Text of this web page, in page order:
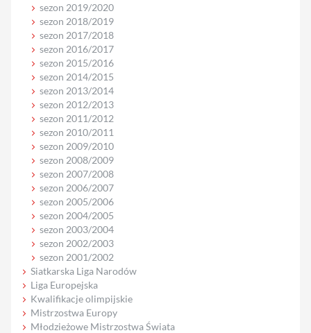
sezon 2019/2020
sezon 2018/2019
sezon 2017/2018
sezon 2016/2017
sezon 2015/2016
sezon 2014/2015
sezon 2013/2014
sezon 2012/2013
sezon 2011/2012
sezon 2010/2011
sezon 2009/2010
sezon 2008/2009
sezon 2007/2008
sezon 2006/2007
sezon 2005/2006
sezon 2004/2005
sezon 2003/2004
sezon 2002/2003
sezon 2001/2002
Siatkarska Liga Narodów
Liga Europejska
Kwalifikacje olimpijskie
Mistrzostwa Europy
Młodzieżowe Mistrzostwa Świata